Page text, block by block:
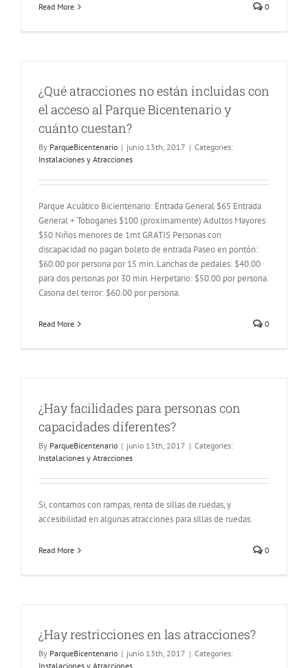
Read More 0
¿Qué atracciones no están incluidas con
el acceso al Parque Bicentenario y
cuánto cuestan?
By ParqueBicentenario | junio 13th, 2017 | Categories:
Instalaciones y Atracciones
Parque Acuático Bicientenario: Entrada General $65 Entrada
General + Toboganes $100 (proximamente) Adultos Mayores
$50 Niños menores de 1mt GRATIS Personas con
discapacidad no pagan boleto de entrada Paseo en pontón:
$60.00 por persona por 15 min. Lanchas de pedales: $40.00
para dos personas por 30 min. Herpetario: $50.00 por persona.
Casona del terror: $60.00 por persona.
Read More 0
¿Hay facilidades para personas con
capacidades diferentes?
By ParqueBicentenario | junio 13th, 2017 | Categories:
Instalaciones y Atracciones
Si, contamos con rampas, renta de sillas de ruedas, y
accesibilidad en algunas atracciones para sillas de ruedas.
Read More 0
¿Hay restricciones en las atracciones?
By ParqueBicentenario | junio 13th, 2017 | Categories:
Instalaciones y Atracciones